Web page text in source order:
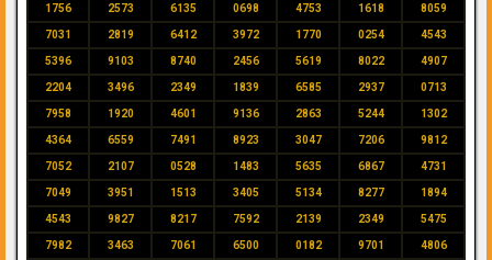
1756 2573 6135 0698 4753 1618 8059
7031 2819 6412 3972 1770 0254 4543
5396 9103 8740 2456 5619 8022 4907
2204 3496 2349 1839 6585 2937 0713
7958 1920 4601 9136 2863 5244 1302
4364 6559 7491 8923 3047 7206 9812
7052 2107 0528 1483 5635 6867 4731
7049 3951 1513 3405 5134 8277 1894
4543 9827 8217 7592 2139 2349 5475
7982 3463 7061 6500 0182 9701 4806